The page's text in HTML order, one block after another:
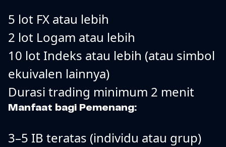
5 lot FX atau lebih
2 lot Logam atau lebih
10 lot Indeks atau lebih (atau simbol
ekuivalen lainnya)
Durasi trading minimum 2 menit
Manfaat bagi Pemenang:
3–5 IB teratas (individu atau grup)